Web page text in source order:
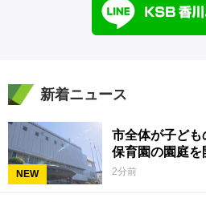
新着ニュース
NEW
市全体が子ど
保育園の園庭
2分前